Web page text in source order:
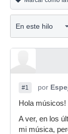
#1 por
Hola músicos!
A ver, en los
mi música,